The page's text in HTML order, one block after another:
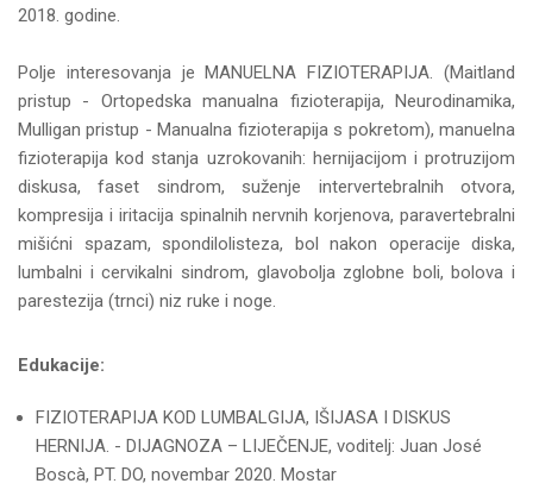
2018. godine.
Polje interesovanja je MANUELNA FIZIOTERAPIJA. (Maitland
pristup - Ortopedska manualna fizioterapija, Neurodinamika,
Mulligan pristup - Manualna fizioterapija s pokretom), manuelna
fizioterapija kod stanja uzrokovanih: hernijacijom i protruzijom
diskusa, faset sindrom, suženje intervertebralnih otvora,
kompresija i iritacija spinalnih nervnih korjenova, paravertebralni
mišićni spazam, spondilolisteza, bol nakon operacije diska,
lumbalni i cervikalni sindrom, glavobolja zglobne boli, bolova i
parestezija (trnci) niz ruke i noge.
Edukacije:
FIZIOTERAPIJA KOD LUMBALGIJA, IŠIJASA I DISKUS
HERNIJA. - DIJAGNOZA – LIJEČENJE, voditelj: Juan José
Boscà, PT. DO, novembar 2020. Mostar